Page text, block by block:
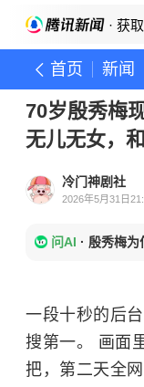
· 获
首页 新闻
70岁殷秀梅
无儿无女，
冷门神剧社
2026年5月31日
问AI · 殷秀梅为
一段十秒的后
搜第一。 画面
把，第二天全